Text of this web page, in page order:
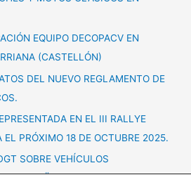
EQUIPO DECOPACV EN
(CASTELLÓN)
DEL NUEVO REGLAMENTO DE
EN EL III RALLYE
EL PRÓXIMO 18 DE OCTUBRE 2025.
SOBRE VEHÍCULOS
ANTIGÜEDAD.